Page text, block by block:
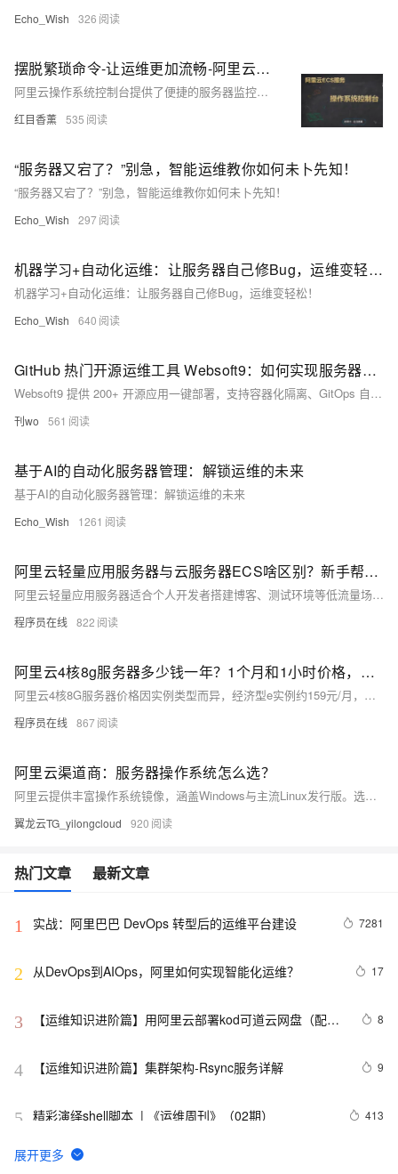
Echo_Wish 326
摆脱繁琐命令-让运维更加流畅-阿里云ECS操作系统控制台运维篇
阿里云操作系统控制台提供了便捷的服务器监控与管理功能，简化了运维工作。通过将多台服务器纳入统一监控平台，用户可以快速查看CPU、内存、磁盘和网络等关键资源的使用情况，避免了逐一远程连接查询的繁琐操作。此外，该工具支持自动化数据汇总，极大地方便了日报、周报和月报的编写。测试过程中，系统展示了良好的稳定性和响应速度，尤其在网络抖动和大文件健康状态测试中表现出色。整体体验流畅，显著提升了运维效率。 操作系统控制台地址：[点击访问](https://alinux.console.aliyun.com/)
红目香薰 535
“服务器又宕了？”别急，智能运维教你如何未卜先知！
“服务器又宕了？”别急，智能运维教你如何未卜先知！
Echo_Wish 297
机器学习+自动化运维：让服务器自己修Bug，运维变轻松！
机器学习+自动化运维：让服务器自己修Bug，运维变轻松！
Echo_Wish 640
GitHub 热门开源运维工具 Websoft9：如何实现服务器管理效率翻倍？
Websoft9 提供 200+ 开源应用一键部署，支持容器化隔离、GitOps 自动化和企业级安全防护，助力服务器管理效率提升 80%。
刊wo 561
基于AI的自动化服务器管理：解锁运维的未来
基于AI的自动化服务器管理：解锁运维的未来
Echo_Wish 1261
阿里云轻量应用服务器与云服务器ECS啥区别？新手帮助教程
阿里云轻量应用服务器适合个人开发者搭建博客、测试环境等低流量场景，操作简单、成本低；ECS适用于企业级高负载业务，功能强大、灵活可扩展。二者在性能、网络、镜像及运维管理上差异显著，用户应根据实际需求选择。
程序员在线 822
阿里云4核8g服务器多少钱一年？1个月和1小时价格，省钱购买方法分享
阿里云4核8G服务器价格因实例类型而异，经济型e实例约159元/月，计算型c9i约371元/月，按小时计费最低0.45元。实际购买享折扣，1年最高可省至1578元，附主流ECS实例及CPU型号参考。
程序员在线 867
阿里云渠道商：服务器操作系统怎么选？
阿里云提供丰富操作系统镜像，涵盖Windows与主流Linux发行版。选型需综合技术兼容性、运维成本、安全稳定等因素。推荐Alibaba Cloud Linux、Ubuntu等用于Web与容器场景，Windows Server支撑.NET应用。建议优先选用LTS版本并进行测试验证，通过标准化镜像管理提升部署效率与一致性。
翼龙云TG_yilongcloud 920
热门文章 最新文章
1 实战：阿里巴巴 DevOps 转型后的运维平台建设 7281
2 从DevOps到AIOps，阿里如何实现智能化运维？ 17
3
【运维知识进阶篇】用阿里云部署kod可道云网盘（配置
8
4 【运维知识进阶篇】集群架构-Rsync服务详解 9
5 精彩演绎shell脚本  | 《运维周刊》（02期） 413
6 20170705L07-09-03老男孩linux运维实战培训-